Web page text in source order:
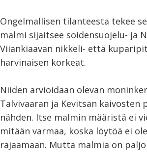
Ongelmallisen tilanteesta tekee
malmi sijaitsee soidensuojelu- ja
Viiankiaavan nikkeli- että
harvinaisen korkeat.
Niiden arvioidaan olevan
Talvivaaran ja Kevitsan kaivosten
nähden. Itse malmin määristä ei
mitään varmaa, koska löytöä ei
rajaamaan. Mutta malmia on